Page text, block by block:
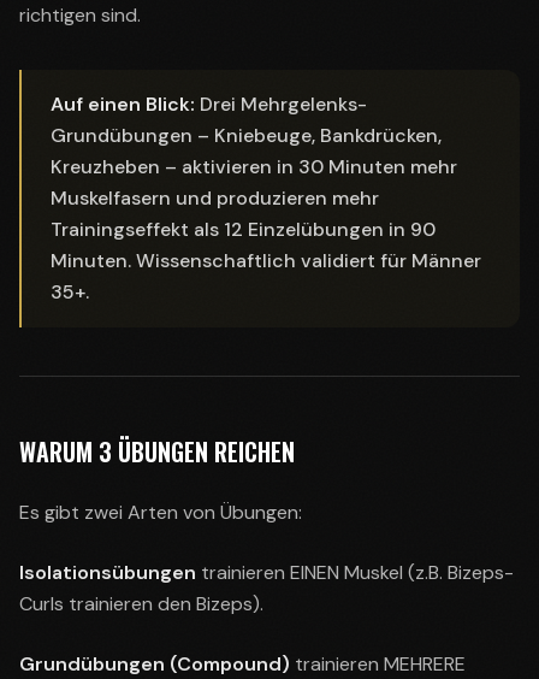
richtigen sind.
Auf einen Blick: Drei Mehrgelenks-
Grundübungen – Kniebeuge, Bankdrücken,
Kreuzheben – aktivieren in 30 Minuten mehr
Muskelfasern und produzieren mehr
Trainingseffekt als 12 Einzelübungen in 90
Minuten. Wissenschaftlich validiert für Männer
35+.
WARUM 3 ÜBUNGEN REICHEN
Es gibt zwei Arten von Übungen:
Isolationsübungen trainieren EINEN Muskel (z.B. Bizeps-
Curls trainieren den Bizeps).
Grundübungen (Compound) trainieren MEHRERE